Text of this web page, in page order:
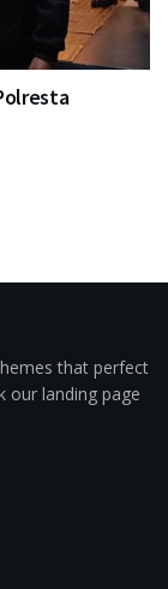
that perfect
our landing page